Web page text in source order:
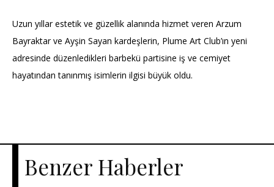
Uzun yıllar estetik ve güzellik alanında hizmet veren Arzum
Bayraktar ve Ayşin Sayan kardeşlerin, Plume Art Club’ın yeni
adresinde düzenledikleri barbekü partisine iş ve cemiyet
hayatından tanınmış isimlerin ilgisi büyük oldu.
Benzer Haberler